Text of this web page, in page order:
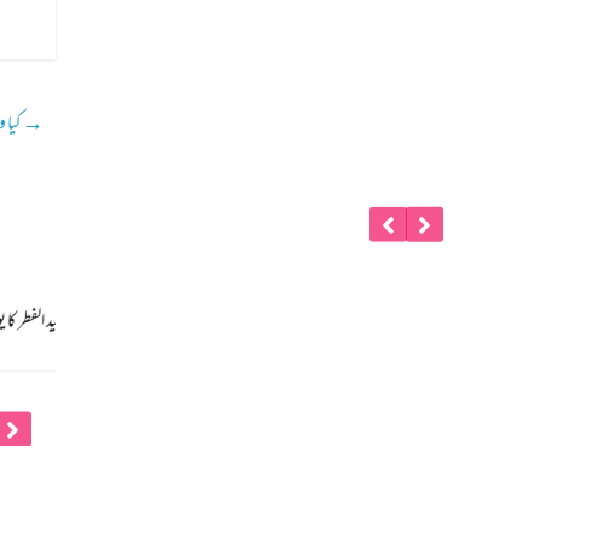
کیا واقعی اسلام دین اعتدال ہے→